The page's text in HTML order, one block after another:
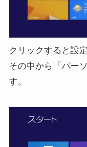
クリックすると設
その中から「パー
す。